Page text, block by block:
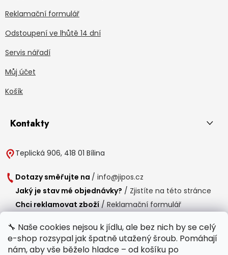
🔧 Naše cookies nejsou k jídlu, ale bez nich by se celý
e-shop rozsypal jak špatně utažený šroub. Pomáhají
nám, aby vše běželo hladce – od košíku po
Reklamační formulář
Odstoupení ve lhůtě 14 dní
Servis nářadí
Můj účet
Košík
Kontakty
Teplická 906, 418 01 Bílina
Dotazy směřujte na / info@jipos.cz
Jaký je stav mé objednávky? / Zjistíte na této stránce
Chci reklamovat zboží / Reklamační formulář
Provozní doba